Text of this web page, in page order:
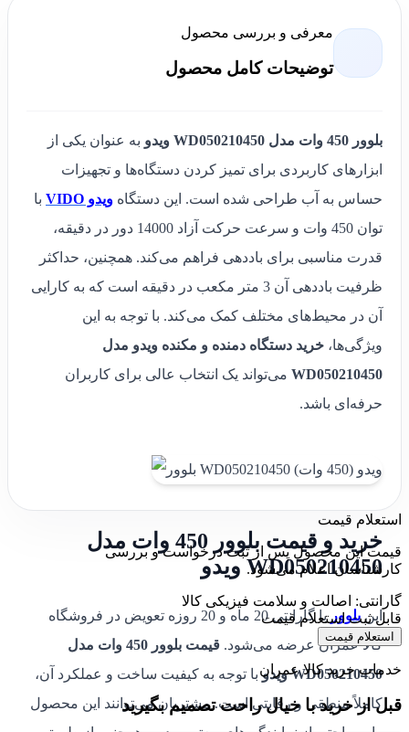
معرفی و بررسی محصول
توضیحات کامل محصول
بلوور 450 وات مدل WD050210450 ویدو
به عنوان یکی از
ابزارهای کاربردی برای تمیز کردن دستگاه‌ها و تجهیزات
حساس به آب طراحی شده است. این دستگاه ویدو VIDO
با
توان 450 وات و سرعت حرکت آزاد 14000 دور در دقیقه،
قدرت مناسبی برای باددهی فراهم می‌کند. همچنین، حداکثر
ظرفیت باددهی آن 3 متر مکعب در دقیقه است که به کارایی
آن در محیط‌های مختلف کمک می‌کند. با توجه به این
ویژگی‌ها، خرید دستگاه دمنده و مکنده ویدو مدل
WD050210450 می‌تواند یک انتخاب عالی برای کاربران
حرفه‌ای باشد.
خرید و قیمت بلوور 450 وات مدل
WD050210450 ویدو
اینبلوور
با گارانتی 20 ماه و 20 روزه تعویض در فروشگاه
کالا عمران عرضه می‌شود.
قیمت بلوور 450 وات مدل
WD050210450 ویدو
با توجه به کیفیت ساخت و عملکرد آن،
کاملاً منطقی و رقابتی است. مشتریان می‌توانند این محصول
استعلام قیمت
قیمت این محصول پس از ثبت درخواست و بررسی
کارشناسان اعلام می‌شود.
گارانتی: اصالت و سلامت فیزیکی کالا
قابل ثبت استعلام قیمت
استعلام قیمت
خدمات خرید کالا عمران
قبل از خرید با خیال راحت تصمیم بگیرید